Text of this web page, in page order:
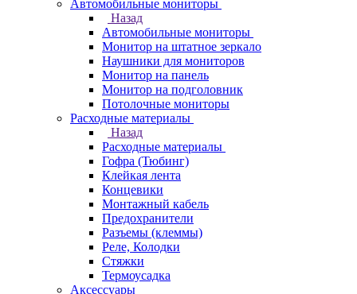
Автомобильные мониторы
Назад
Автомобильные мониторы
Монитор на штатное зеркало
Наушники для мониторов
Монитор на панель
Монитор на подголовник
Потолочные мониторы
Расходные материалы
Назад
Расходные материалы
Гофра (Тюбинг)
Клейкая лента
Концевики
Монтажный кабель
Предохранители
Разъемы (клеммы)
Реле, Колодки
Стяжки
Термоусадка
Аксессуары